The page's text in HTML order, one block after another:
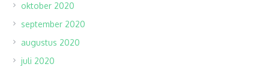
oktober 2020
september 2020
augustus 2020
juli 2020